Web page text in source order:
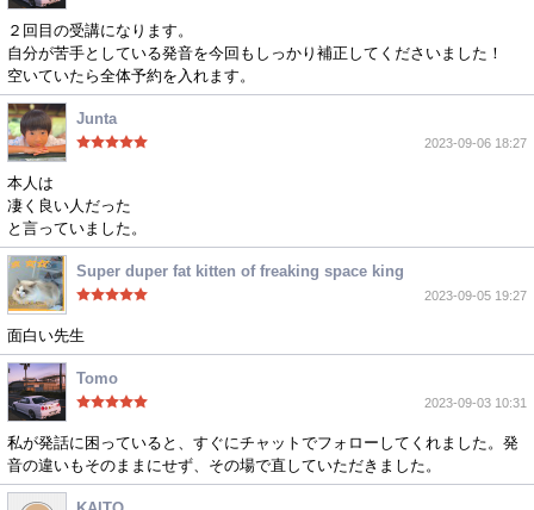
２回目の受講になります。
自分が苦手としている発音を今回もしっかり補正してくださいました！
空いていたら全体予約を入れます。
Junta
2023-09-06 18:27
本人は
凄く良い人だった
と言っていました。
Super duper fat kitten of freaking space king
2023-09-05 19:27
面白い先生
Tomo
2023-09-03 10:31
私が発話に困っていると、すぐにチャットでフォローしてくれました。発
音の違いもそのままにせず、その場で直していただきました。